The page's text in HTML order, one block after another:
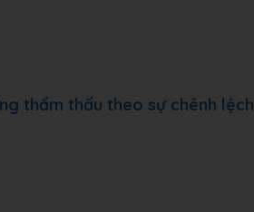
thẩm thấu theo sự chênh lệch